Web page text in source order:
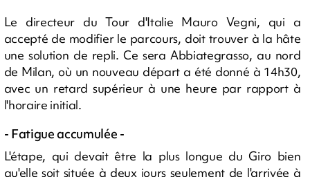
Le directeur du Tour d'Italie Mauro Vegni, qui a
accepté de modifier le parcours, doit trouver à la hâte
une solution de repli. Ce sera Abbiategrasso, au nord
de Milan, où un nouveau départ a été donné à 14h30,
avec un retard supérieur à une heure par rapport à
l'horaire initial.
- Fatigue accumulée -
L'étape, qui devait être la plus longue du Giro bien
qu'elle soit située à deux jours seulement de l'arrivée à